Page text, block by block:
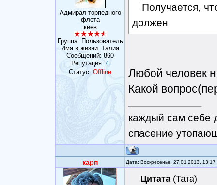
Адмирал торпедного
флота
киев
Группа: Пользователь
Имя в жизни: Талиа
Сообщений: 860
Репутация: 4
Статус: Offline
Получается,
должен
Любой человек
Какой
каждый сам себе
спасение
карп Дата: Воскресенье, 27.01.2013,
Цитата (Тата)